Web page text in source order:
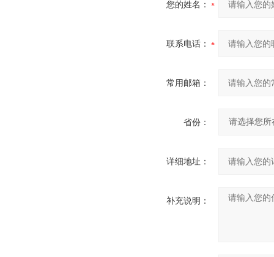
您的姓名：
联系电话：
常用邮箱：
省份：
详细地址：
补充说明：